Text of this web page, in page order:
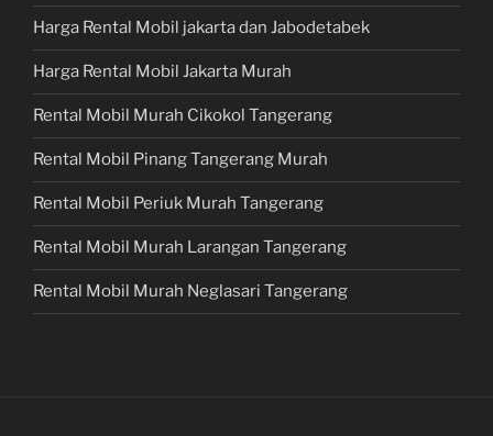
Harga Rental Mobil jakarta dan Jabodetabek
Harga Rental Mobil Jakarta Murah
Rental Mobil Murah Cikokol Tangerang
Rental Mobil Pinang Tangerang Murah
Rental Mobil Periuk Murah Tangerang
Rental Mobil Murah Larangan Tangerang
Rental Mobil Murah Neglasari Tangerang